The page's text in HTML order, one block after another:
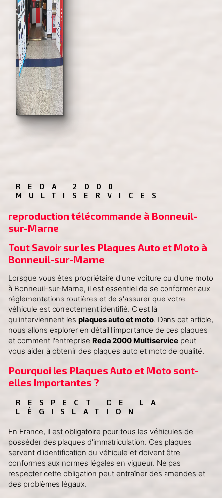
REDA 2000
MULTISERVICES
reproduction télécommande à Bonneuil-
sur-Marne
Tout Savoir sur les Plaques Auto et Moto à
Bonneuil-sur-Marne
Lorsque vous êtes propriétaire d'une voiture ou d'une moto
à Bonneuil-sur-Marne, il est essentiel de se conformer aux
réglementations routières et de s'assurer que votre
véhicule est correctement identifié. C'est là
qu'interviennent les plaques auto et moto. Dans cet article,
nous allons explorer en détail l'importance de ces plaques
et comment l'entreprise Reda 2000 Multiservice peut
vous aider à obtenir des plaques auto et moto de qualité.
Pourquoi les Plaques Auto et Moto sont-
elles Importantes ?
RESPECT DE LA
LÉGISLATION
En France, il est obligatoire pour tous les véhicules de
posséder des plaques d'immatriculation. Ces plaques
servent d'identification du véhicule et doivent être
conformes aux normes légales en vigueur. Ne pas
respecter cette obligation peut entraîner des amendes et
des problèmes légaux.